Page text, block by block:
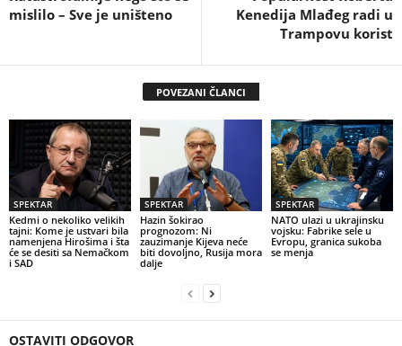
mislilo – Sve je uništeno
Kenedija Mlađeg radi u
Trampovu korist
POVEZANI ČLANCI
SPEKTAR
Kedmi o nekoliko velikih
tajni: Kome je ustvari bila
namenjena Hirošima i šta
će se desiti sa Nemačkom
i SAD
SPEKTAR
Hazin šokirao
prognozom: Ni
zauzimanje Kijeva neće
biti dovoljno, Rusija mora
dalje
SPEKTAR
NATO ulazi u ukrajinsku
vojsku: Fabrike sele u
Evropu, granica sukoba
se menja
OSTAVITI ODGOVOR